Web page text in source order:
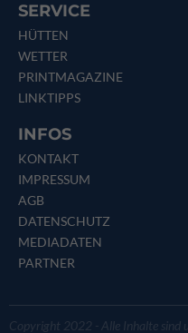
SERVICE
HÜTTEN
WETTER
PRINTMAGAZINE
LINKTIPPS
INFOS
KONTAKT
IMPRESSUM
AGB
DATENSCHUTZ
MEDIADATEN
PARTNER
Copyright 2022 - Alle Inhalte sind